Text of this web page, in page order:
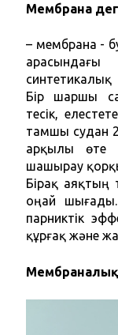
Мембрана
– мембрана -
Бір шаршы
тесік,
тамшы судан
арқылы өте
шашырау
Бірақ аяқтың
оңай шығады.
парниктік
құрғақ және
Мембраналық